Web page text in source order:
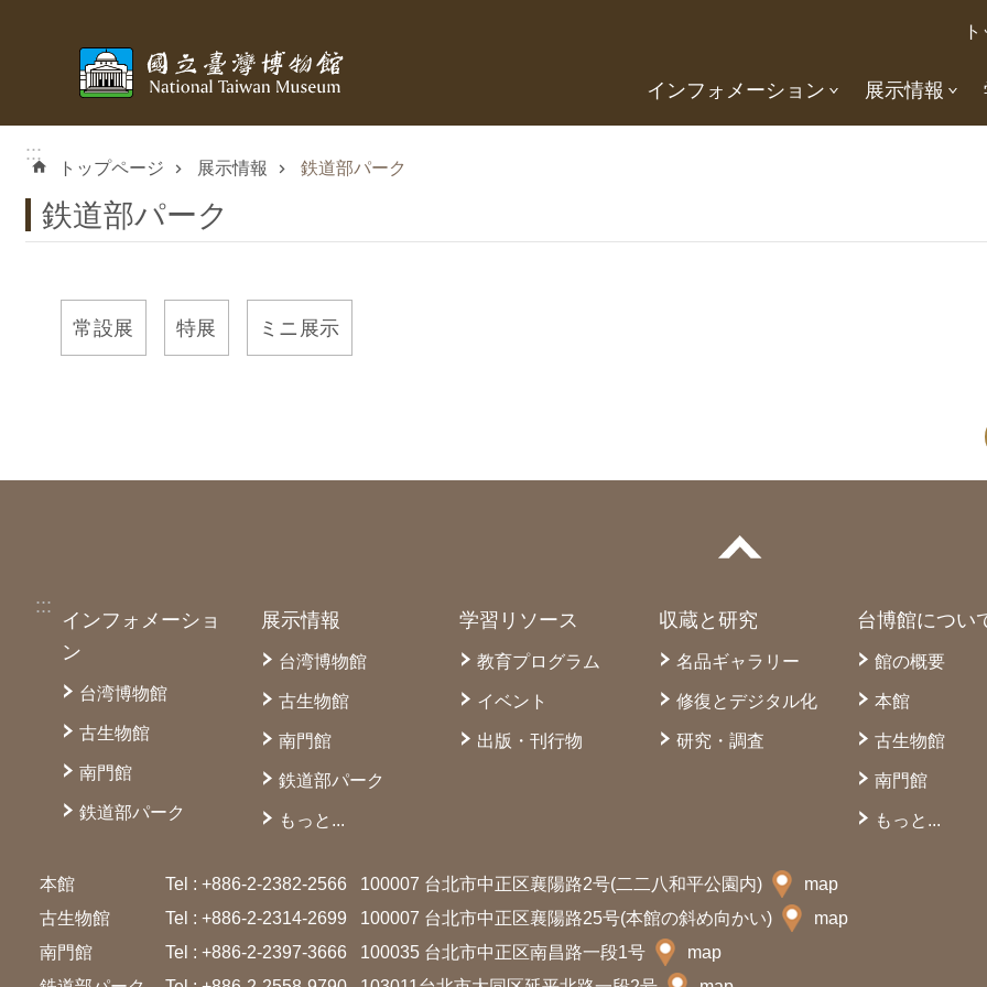
インフォメーション 展示情報
:::
トップページ 展示情報 鉄道部パーク
鉄道部パーク
常設展 特展 ミニ展示
:::
インフォメーショ
ン
台湾博物館
古生物館
南門館
鉄道部パーク
展示情報
台湾博物館
古生物館
南門館
鉄道部パーク
もっと...
学習リソース
教育プログラム
イベント
出版・刊行物
収蔵と研究
名品ギャラリー
修復とデジタル化
研究・調査
台博館につい
館の概要
本館
古生物館
南門館
もっと...
本館 Tel : +886-2-2382-2566 100007 台北市中正区襄陽路2号(二二八和平公園内)
map
古生物館
Tel : +886-2-2314-2699 100007 台北市中正区襄陽路25号(本館の斜め向かい)
map
南門館
Tel : +886-2-2397-3666 100035 台北市中正区南昌路一段1号
map